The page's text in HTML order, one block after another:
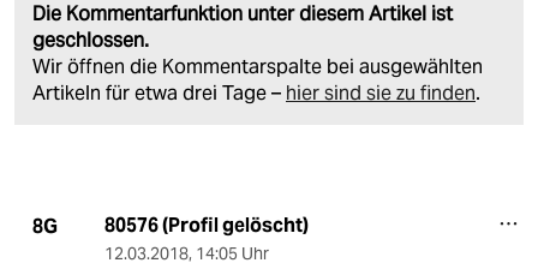
Die Kommentarfunktion unter diesem Artikel ist
geschlossen.
Wir öffnen die Kommentarspalte bei ausgewählten
Artikeln für etwa drei Tage – hier sind sie zu finden.
8G 80576 (Profil gelöscht)
12.03.2018, 14:05 Uhr